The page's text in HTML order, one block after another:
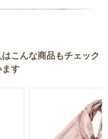
連絡下さい。
こんな商品もチェック
ます